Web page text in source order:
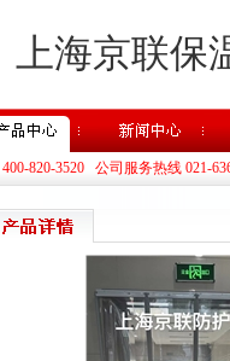
上海京联
820-3520 公司服务热线 021-